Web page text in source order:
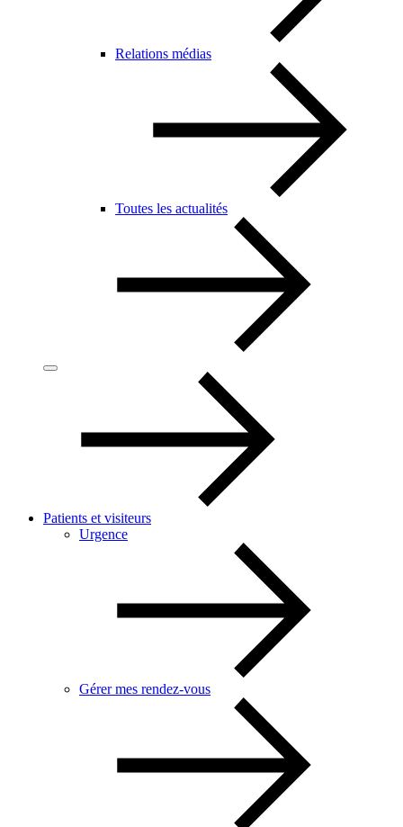
Relations médias
Toutes les actualités
Patients et visiteurs
Urgence
Gérer mes rendez-vous